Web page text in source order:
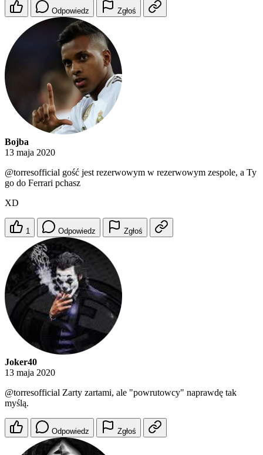
Odpowiedz Zgłoś
Bojba
13 maja 2020
@torresofficial gość jest rezerwowym w rezerwowym zespole, a Ty
go do Ferrari pchasz
XD
1 Odpowiedz Zgłoś
Joker40
13 maja 2020
@torresofficial Zarty zartami, ale "powrutowcy" naprawdę tak
myślą.
Odpowiedz Zgłoś